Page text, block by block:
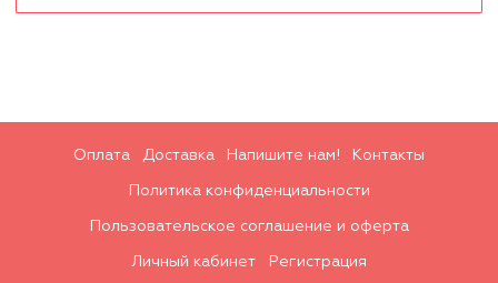
Оплата Доставка Напишите нам! Контакты
Политика конфиденциальности
Пользовательское соглашение и оферта
Личный кабинет Регистрация